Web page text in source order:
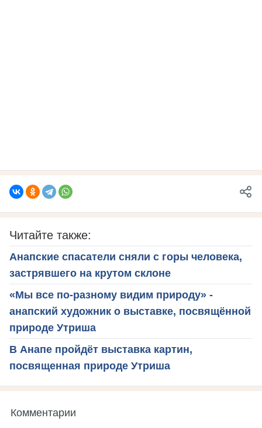
Читайте также:
Анапские спасатели сняли с горы человека,
застрявшего на крутом склоне
«Мы все по-разному видим природу» -
анапский художник о выставке, посвящённой
природе Утриша
В Анапе пройдёт выставка картин,
посвященная природе Утриша
Комментарии